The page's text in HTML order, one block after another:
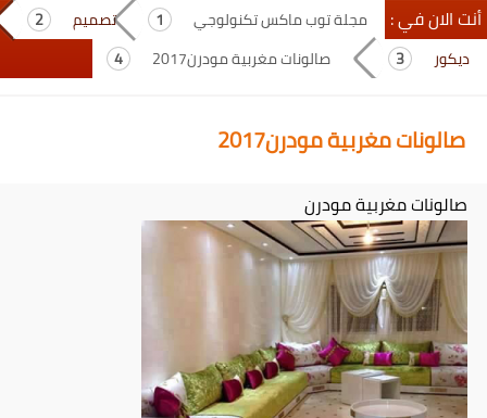
أنت الان في : مجلة توب ماكس تكنولوجي
تصميم
ديكور
صالونات مغربية مودرن2017
صالونات مغربية مودرن2017
صالونات مغربية مودرن